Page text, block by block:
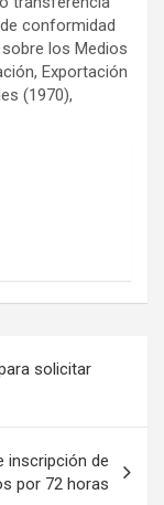
conformidad
los Medios
Exportación
(1970),
solicitar
inscripción de
por 72 horas